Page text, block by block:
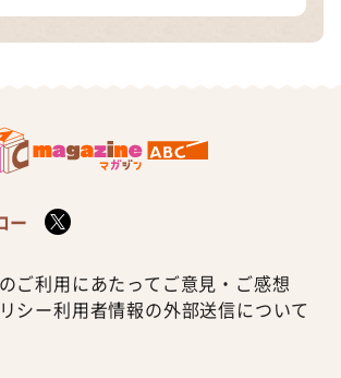
ー
ご利用にあたって ご意見・ご感想
シー利用者情報の外部送信について